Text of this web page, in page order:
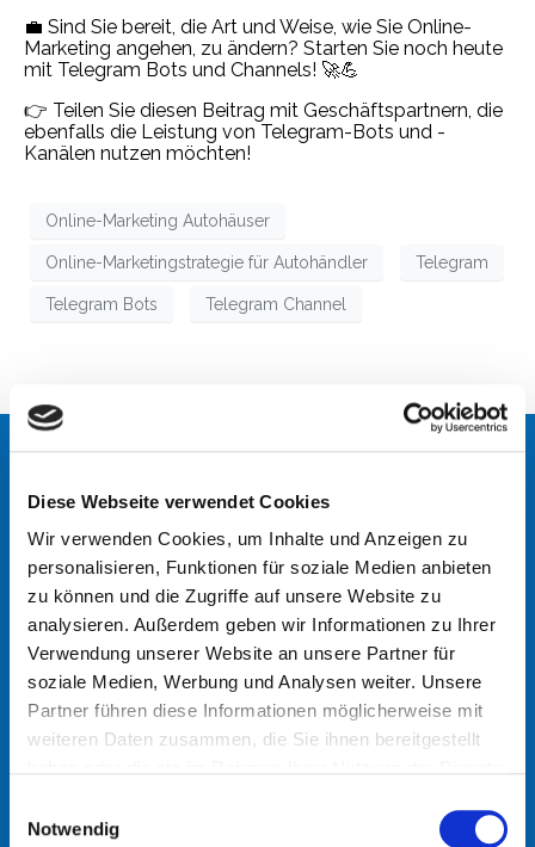
Diese Webseite verwendet Cookies
Wir verwenden Cookies, um Inhalte und Anzeigen zu
personalisieren, Funktionen für soziale Medien anbieten
zu können und die Zugriffe auf unsere Website zu
analysieren. Außerdem geben wir Informationen zu Ihrer
Verwendung unserer Website an unsere Partner für
soziale Medien, Werbung und Analysen weiter. Unsere
Partner führen diese Informationen möglicherweise mit
weiteren Daten zusammen, die Sie ihnen bereitgestellt
Notwendig
💼 Sind Sie bereit, die Art und Weise, wie Sie Online-
Marketing angehen, zu ändern? Starten Sie noch heute
mit Telegram Bots und Channels! 🚀💪
👉 Teilen Sie diesen Beitrag mit Geschäftspartnern, die
ebenfalls die Leistung von Telegram-Bots und -
Kanälen nutzen möchten!
Online-Marketing Autohäuser
Online-Marketingstrategie für Autohändler Telegram
Telegram Bots Telegram Channel
Unser Team steht Ihnen zur Verfügung. Hinterlassen Sie
eine Anfrage und wir werden Sie kontaktieren
ANSPRECHPARTNER